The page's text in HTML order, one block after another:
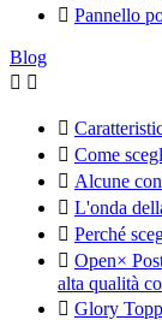
 Pannello
Blog
 

 Come
 Alcune
 L'onda
 Perché
 Open×
alta qualità
 Glory